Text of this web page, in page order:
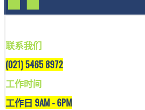
联系我们
(021) 5465 8972
工作时间
工作日 9AM - 6PM